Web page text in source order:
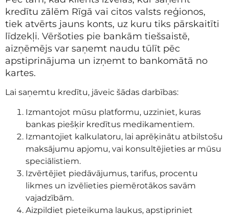
kredītu zālēm Rīgā vai citos valsts reģionos,
tiek atvērts jauns konts, uz kuru tiks pārskaitīti
līdzekļi. Vēršoties pie bankām tiešsaistē,
aizņēmējs var saņemt naudu tūlīt pēc
apstiprinājuma un izņemt to bankomātā no
kartes.
Lai saņemtu kredītu, jāveic šādas darbības:
Izmantojot mūsu platformu, uzziniet, kuras
bankas piešķir kredītus medikamentiem.
Izmantojiet kalkulatoru, lai aprēķinātu atbilstošu
maksājumu apjomu, vai konsultējieties ar mūsu
speciālistiem.
Izvērtējiet piedāvājumus, tarifus, procentu
likmes un izvēlieties piemērotākos savām
vajadzībām.
Aizpildiet pieteikuma laukus, apstipriniet